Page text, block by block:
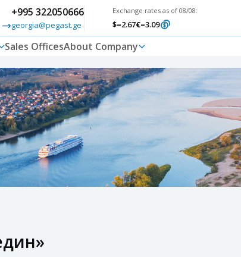
+995 322050666
georgia@pegast.ge
Exchange rates as of 08/08:
$=2.67€=3.09
Sales OfficesAbout Company